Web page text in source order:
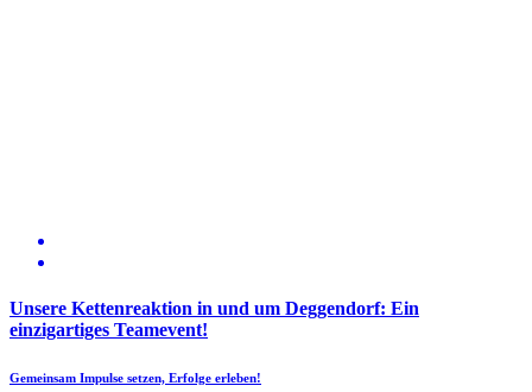
Unsere Kettenreaktion in und um Deggendorf: Ein
einzigartiges Teamevent!
Gemeinsam Impulse setzen, Erfolge erleben!